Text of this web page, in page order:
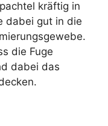
kräftig in
dabei gut in die
die Fuge
dabei das